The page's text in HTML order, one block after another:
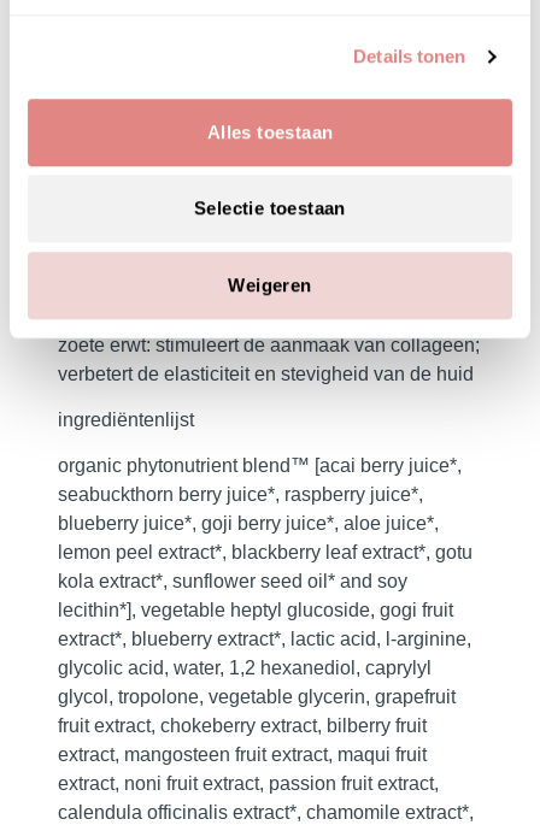
Details tonen
Alles toestaan
Selectie toestaan
Weigeren
verjongt, in evenwicht houdt en verhoogt;
tegen vrije radicalen
noni fruit:ontstekingsremmend; stimuleert
collageen en voorkomt rimpels
citroenextracten): verhoogt het vochtgehalte van
de huid; hulpmiddelen bij de vernieuwing van
huidcellen
zoete erwt:stimuleert de aanmaak van collageen;
verbetert de elasticiteit en stevigheid van de huid
ingrediëntenlijst
organic phytonutrient blend™ [acai berry juice*,
seabuckthorn berry juice*, raspberry juice*,
blueberry juice*, goji berry juice*, aloe juice*,
lemon peel extract*, blackberry leaf extract*, gotu
kola extract*, sunflower seed oil* and soy
lecithin*], vegetable heptyl glucoside, gogi fruit
extract*, blueberry extract*, lactic acid, l-arginine,
glycolic acid, water, 1,2 hexanediol, caprylyl
glycol, tropolone, vegetable glycerin, grapefruit
fruit extract, chokeberry extract, bilberry fruit
extract, mangosteen fruit extract, maqui fruit
extract, noni fruit extract, passion fruit extract,
calendula officinalis extract*, chamomile extract*,